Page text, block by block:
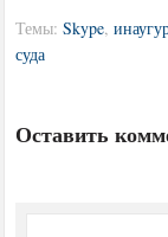
Темы:Skype,
суда
Оставить